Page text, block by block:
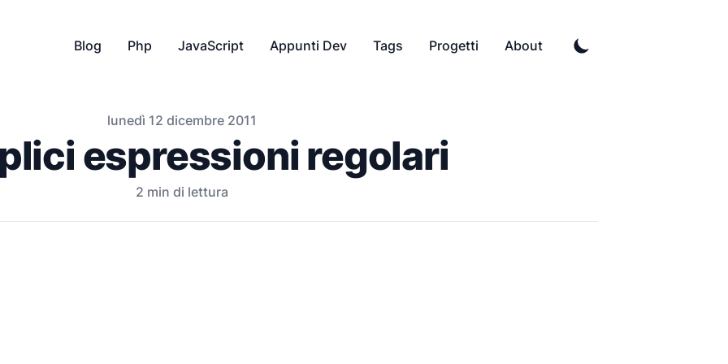
Blog Php JavaScript Appunti Dev Tags Progetti About
lunedì 12 dicembre 2011
espressioni regolari
2 min di lettura